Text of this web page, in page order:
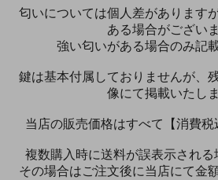
匂いについては個人差があります
ある場合がございま
強い匂いがある場合のみ記
鍵は基本付属しておりませんが、
像にて掲載いたしま
当店の販売価格はすべて【消費税
複数購入時に送料が誤表示される
その場合はご注文後に当店にて金